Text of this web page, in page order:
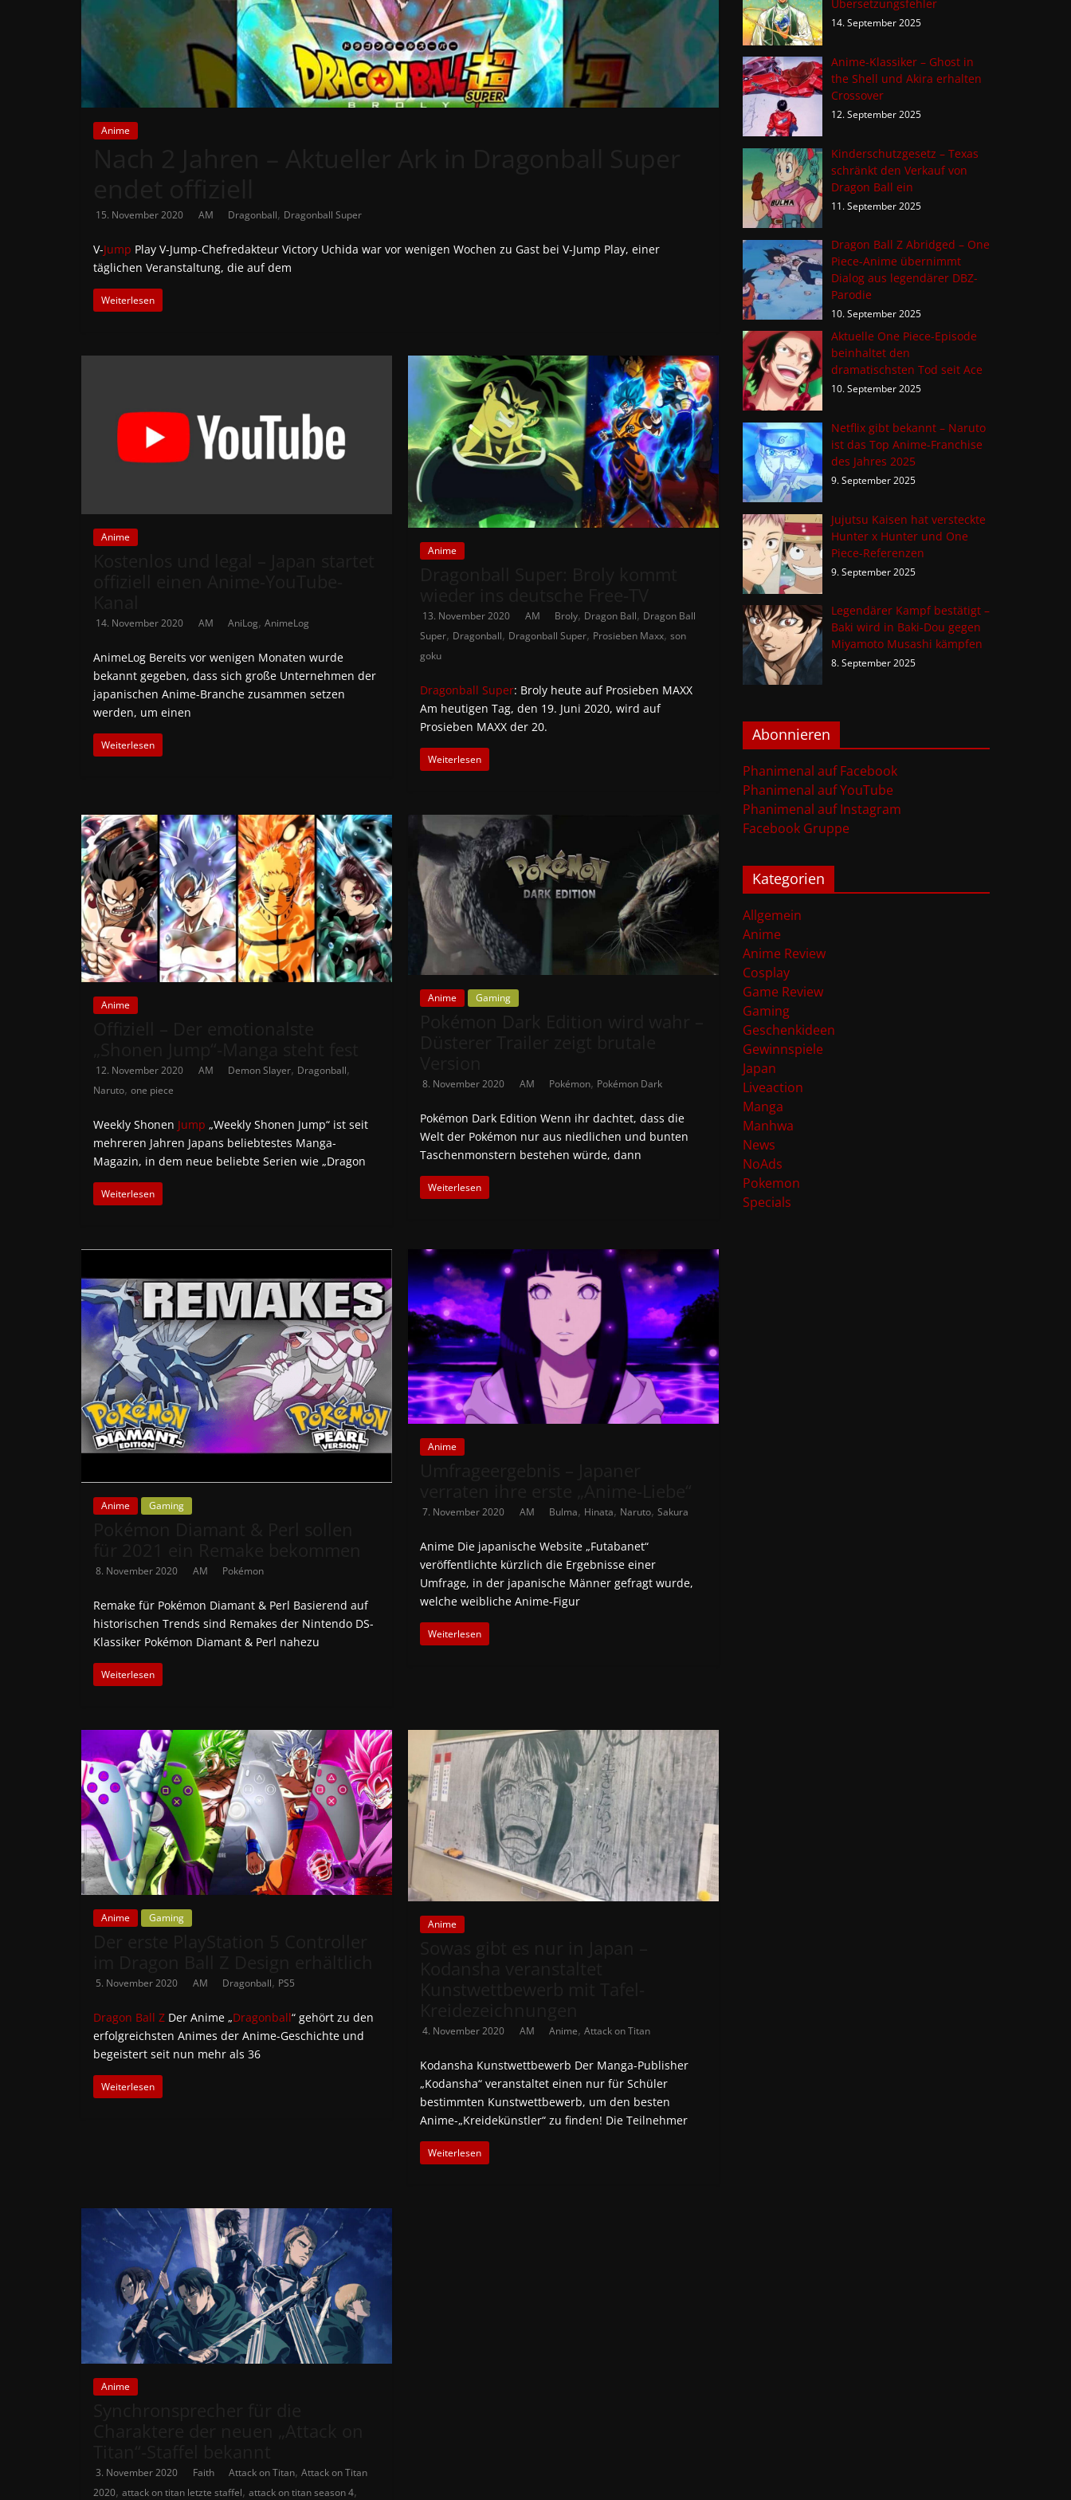
News
Auf
Phanimenal
findest
du
die
aus
und
Deutschland
Anime
15. November 2020 AM Dragonball, Dragonball Super
V-Jump Play V-Jump-Chefredakteur Victory Uchida war vor wenigen Wochen zu Gast bei V-Jump Play, einer
täglichen Veranstaltung, die auf dem
Weiterlesen
Anime
14. November 2020 AM AniLog, AnimeLog
AnimeLog Bereits vor wenigen Monaten wurde
bekannt gegeben, dass sich große Unternehmen der
japanischen Anime-Branche zusammen setzen
werden, um einen
Weiterlesen
Anime
13. November 2020 AM Broly, Dragon Ball, Dragon Ball
Super, Dragonball, Dragonball Super, Prosieben Maxx,son
goku
Dragonball Super: Broly heute auf Prosieben MAXX
Am heutigen Tag, den 19. Juni 2020, wird auf
Prosieben MAXX der 20.
Weiterlesen
Anime
12. November 2020 AM Demon Slayer, Dragonball,
Naruto, one piece
Weekly Shonen Jump „Weekly Shonen Jump“ ist seit
mehreren Jahren Japans beliebtestes Manga-
Magazin, in dem neue beliebte Serien wie „Dragon
Weiterlesen
Anime Gaming
8. November 2020 AM Pokémon, Pokémon Dark
Pokémon Dark Edition Wenn ihr dachtet, dass die
Welt der Pokémon nur aus niedlichen und bunten
Taschenmonstern bestehen würde, dann
Weiterlesen
Anime Gaming
8. November 2020 AM Pokémon
Remake für Pokémon Diamant & Perl Basierend auf
historischen Trends sind Remakes der Nintendo DS-
Klassiker Pokémon Diamant & Perl nahezu
Weiterlesen
Anime
7. November 2020 AM Bulma, Hinata, Naruto,Sakura
Anime Die japanische Website „Futabanet“
veröffentlichte kürzlich die Ergebnisse einer
Umfrage, in der japanische Männer gefragt wurde,
welche weibliche Anime-Figur
Weiterlesen
Anime Gaming
5. November 2020 AM Dragonball, PS5
Dragon Ball Z Der Anime „Dragonball“ gehört zu den
erfolgreichsten Animes der Anime-Geschichte und
begeistert seit nun mehr als 36
Weiterlesen
Anime
4. November 2020 AM Anime,Attack on Titan
Kodansha Kunstwettbewerb Der Manga-Publisher
„Kodansha“ veranstaltet einen nur für Schüler
bestimmten Kunstwettbewerb, um den besten
Anime-„Kreidekünstler“ zu finden! Die Teilnehmer
Weiterlesen
Anime
3. November 2020 Faith Attack on Titan, Attack on Titan
2020, attack on titan letzte staffel, attack on titan season 4,
Übersetzungsfehler
14. September 2025
Anime-Klassiker – Ghost in
the Shell und Akira erhalten
Crossover
12. September 2025
Kinderschutzgesetz – Texas
schränkt den Verkauf von
Dragon Ball ein
11. September 2025
Dragon Ball Z Abridged – One
Piece-Anime übernimmt
Dialog aus legendärer DBZ-
Parodie
10. September 2025
Aktuelle One Piece-Episode
beinhaltet den
dramatischsten Tod seit Ace
10. September 2025
Netflix gibt bekannt – Naruto
ist das Top Anime-Franchise
des Jahres 2025
9. September 2025
Jujutsu Kaisen hat versteckte
Hunter x Hunter und One
Piece-Referenzen
9. September 2025
Legendärer Kampf bestätigt –
Baki wird in Baki-Dou gegen
Miyamoto Musashi kämpfen
8. September 2025
Abonnieren
Phanimenal auf Facebook
Phanimenal auf YouTube
Phanimenal auf Instagram
Facebook Gruppe
Kategorien
Allgemein
Anime
Anime Review
Cosplay
Game Review
Gaming
Geschenkideen
Gewinnspiele
Japan
Liveaction
Manga
Manhwa
News
NoAds
Pokemon
Specials